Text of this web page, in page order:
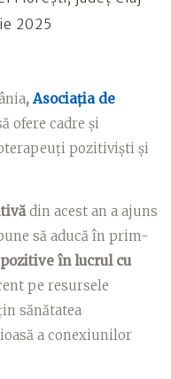
2025
,Asociația de
ofere cadre și
pozitiviști și
din acest an a ajuns
să aducă în prim-
în lucrul cu
pe resursele
sănătatea
a conexiunilor